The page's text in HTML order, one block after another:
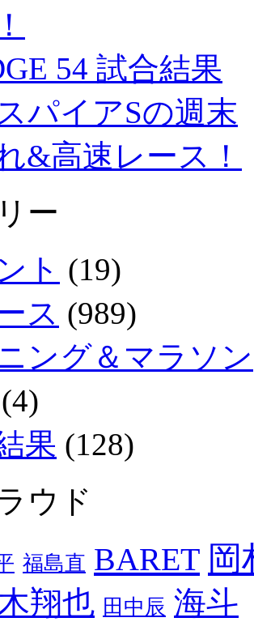
54 試合結果
パイアSの週末
&高速レース！
ー
ト (19)
ス (989)
ング＆マラソン
(4)
果 (128)
ウド
福島直 BARET
翔也 田中辰 海斗